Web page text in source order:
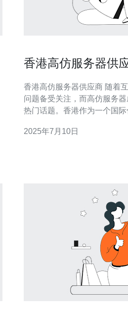
香港高仿服务器供
香港高仿服务器供应商 随着互联网的快速发展，网络安全
问题备受关注，而高仿服务
热门话题。香港作为一个国
提供专业的服务。 香港高仿服务器供应商具有以下特点：
2025年7月10日